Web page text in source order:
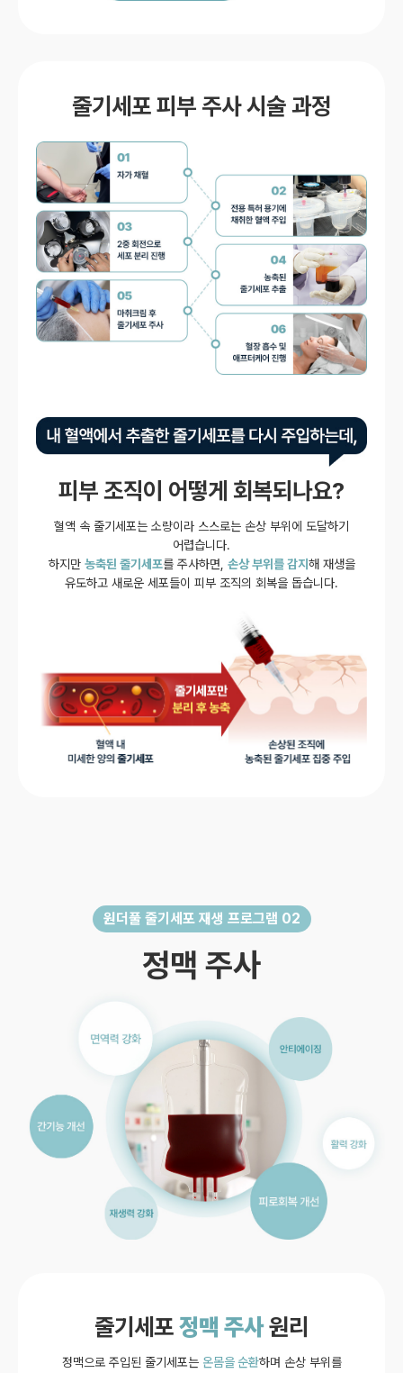
줄기세포 피부 주사 시술 과정
피부 조직이 어떻게 회복되나요?
혈액 속 줄기세포는 소량이라 스스로는 손상 부위에 도달하기
어렵습니다.
하지만 농축된 줄기세포를 주사하면, 손상 부위를 감지해 재생을
유도하고 새로운 세포들이 피부 조직의 회복을 돕습니다.
원더풀 줄기세포 재생 프로그램 02
정맥 주사
줄기세포정맥 주사원리
정맥으로 주입된 줄기세포는 온몸을 순환하며 손상 부위를